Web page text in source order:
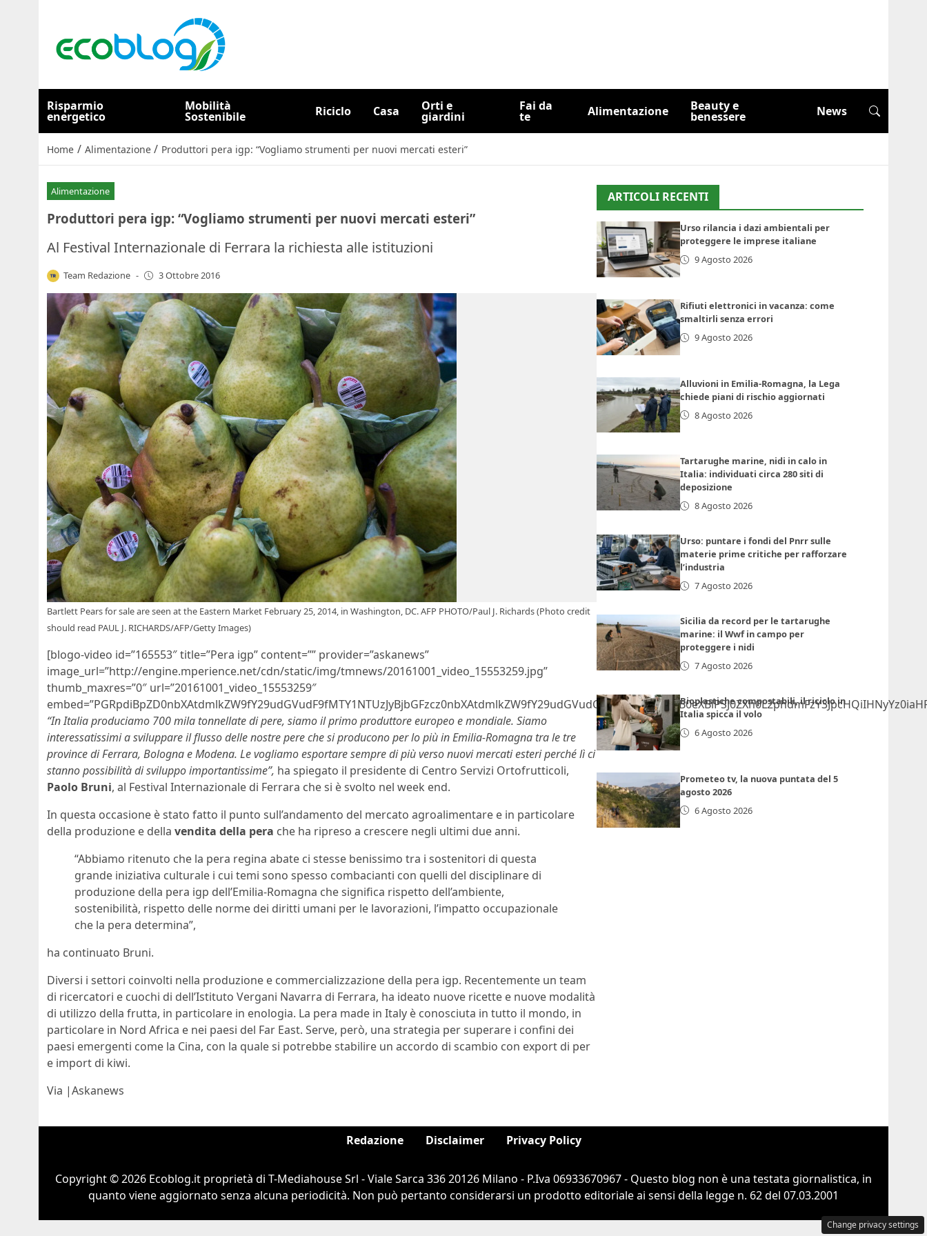
Risparmio
energetico
Mobilità
Sostenibile Riciclo Casa Orti e
giardini
Fai da
te Alimentazione Beauty e
benessere News
Home / Alimentazione / Produttori pera igp: “Vogliamo strumenti per nuovi mercati esteri”
Alimentazione
Produttori pera igp: “Vogliamo strumenti per nuovi mercati esteri”
Al Festival Internazionale di Ferrara la richiesta alle istituzioni
Team Redazione - 3 Ottobre 2016
Bartlett Pears for sale are seen at the Eastern Market February 25, 2014, in Washington, DC. AFP PHOTO/Paul J. Richards (Photo credit
should read PAUL J. RICHARDS/AFP/Getty Images)
[blogo-video id=”165553″ title=”Pera igp” content=”” provider=”askanews”
image_url=”http://engine.mperience.net/cdn/static/img/tmnews/20161001_video_15553259.jpg”
thumb_maxres=”0″ url=”20161001_video_15553259″
“In Italia produciamo 700 mila tonnellate di pere, siamo il primo produttore europeo e mondiale. Siamo
interessatissimi a sviluppare il flusso delle nostre pere che si producono per lo più in Emilia-Romagna tra le tre
province di Ferrara, Bologna e Modena. Le vogliamo esportare sempre di più verso nuovi mercati esteri perché lì ci
stanno possibilità di sviluppo importantissime”, ha spiegato il presidente di Centro Servizi Ortofrutticoli,
Paolo Bruni, al Festival Internazionale di Ferrara che si è svolto nel week end.
In questa occasione è stato fatto il punto sull’andamento del mercato agroalimentare e in particolare
della produzione e della vendita della pera che ha ripreso a crescere negli ultimi due anni.
“Abbiamo ritenuto che la pera regina abate ci stesse benissimo tra i sostenitori di questa
grande iniziativa culturale i cui temi sono spesso combacianti con quelli del disciplinare di
produzione della pera igp dell’Emilia-Romagna che significa rispetto dell’ambiente,
sostenibilità, rispetto delle norme dei diritti umani per le lavorazioni, l’impatto occupazionale
che la pera determina”,
ha continuato Bruni.
Diversi i settori coinvolti nella produzione e commercializzazione della pera igp. Recentemente un team
di ricercatori e cuochi di dell’Istituto Vergani Navarra di Ferrara, ha ideato nuove ricette e nuove modalità
di utilizzo della frutta, in particolare in enologia. La pera made in Italy è conosciuta in tutto il mondo, in
particolare in Nord Africa e nei paesi del Far East. Serve, però, una strategia per superare i confini dei
paesi emergenti come la Cina, con la quale si potrebbe stabilire un accordo di scambio con export di per
e import di kiwi.
Via |Askanews
ARTICOLI RECENTI
Urso rilancia i dazi ambientali per
proteggere le imprese italiane
9 Agosto 2026
Rifiuti elettronici in vacanza: come
smaltirli senza errori
9 Agosto 2026
Alluvioni in Emilia-Romagna, la Lega
chiede piani di rischio aggiornati
8 Agosto 2026
Tartarughe marine, nidi in calo in
Italia: individuati circa 280 siti di
deposizione
8 Agosto 2026
Urso: puntare i fondi del Pnrr sulle
materie prime critiche per rafforzare
l’industria
7 Agosto 2026
Sicilia da record per le tartarughe
marine: il Wwf in campo per
proteggere i nidi
7 Agosto 2026
Bioplastiche compostabili, il riciclo in
Italia spicca il volo
6 Agosto 2026
Prometeo tv, la nuova puntata del 5
agosto 2026
6 Agosto 2026
Redazione Disclaimer Privacy Policy
Copyright © 2026 Ecoblog.it proprietà di T-Mediahouse Srl - Viale Sarca 336 20126 Milano - P.Iva 06933670967 - Questo blog non è una testata giornalistica, in
quanto viene aggiornato senza alcuna periodicità. Non può pertanto considerarsi un prodotto editoriale ai sensi della legge n. 62 del 07.03.2001
Change privacy settings